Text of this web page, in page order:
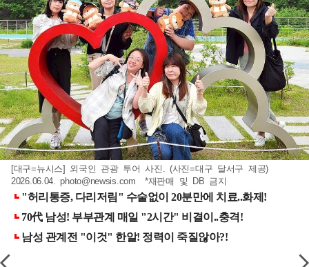
[대구=뉴시스] 외국인 관광 투어 사진. (사진=대구 달서구 제공)
2026.06.04.photo@newsis.com *재판매 및 DB 금지